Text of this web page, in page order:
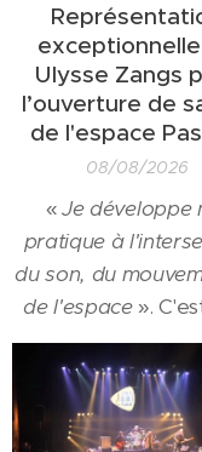
Ulysse Zangs
l’ouverture de
de l'espace
08/08/2026
«Je développe
pratique à
du son, du
de l'espace».
queUlysse
présente sur son
officiel, une
qui colle aux